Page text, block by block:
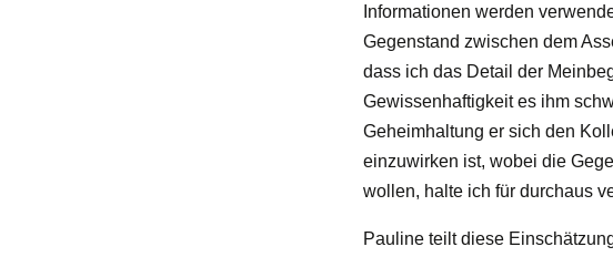
Informationen werden
Gegenstand zwischen dem
dass ich das Detail der
Gewissenhaftigkeit es ihm
Geheimhaltung er sich den
einzuwirken ist, wobei die
wollen, halte ich für durchaus
Pauline teilt diese